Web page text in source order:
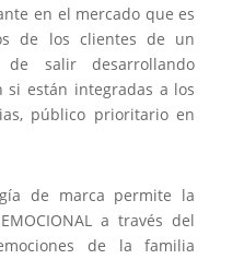
en el mercado que es
de los clientes de un
salir desarrollando
si están integradas a los
público prioritario en
de marca permite la
a través del
de la familia